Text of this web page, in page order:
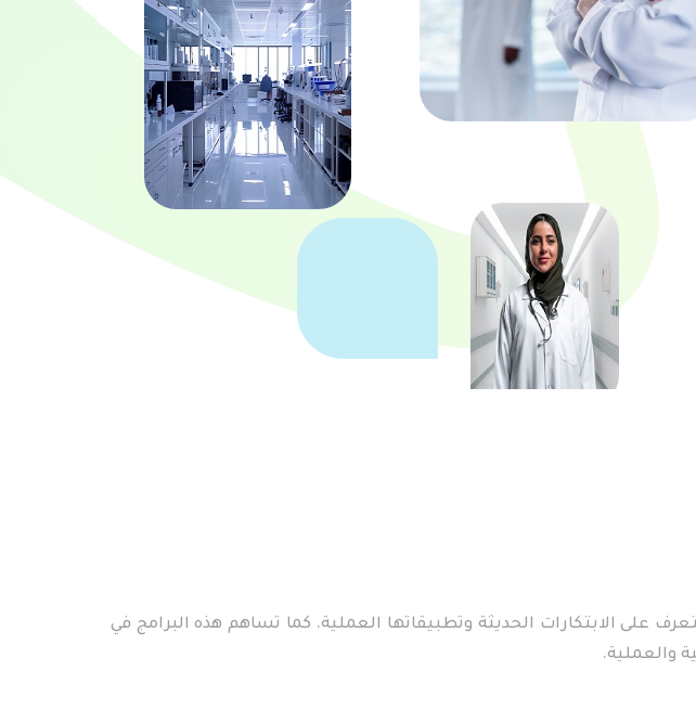
على الابتكارات الحديثة وتطبيقاتها العملية. كما تساهم هذه البرامج في
والعملية.